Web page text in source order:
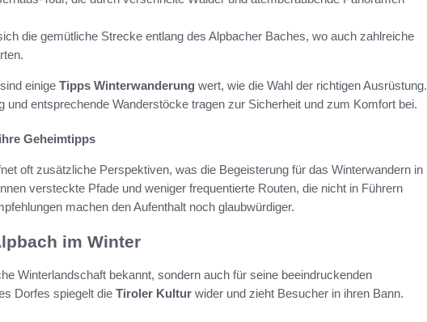
die gemütliche Strecke entlang des Alpbacher Baches, wo auch zahlreiche
einige Tipps Winterwanderung wert, wie die Wahl der richtigen Ausrüstung.
und entsprechende Wanderstöcke tragen zur Sicherheit und zum Komfort bei.
Geheimtipps
oft zusätzliche Perspektiven, was die Begeisterung für das Winterwandern in
versteckte Pfade und weniger frequentierte Routen, die nicht in Führern
machen den Aufenthalt noch glaubwürdiger.
im Winter
Winterlandschaft bekannt, sondern auch für seine beeindruckenden
Dorfes spiegelt die Tiroler Kultur wider und zieht Besucher in ihren Bann.